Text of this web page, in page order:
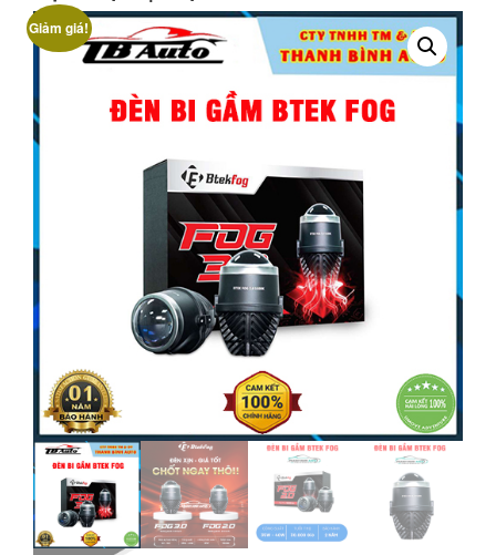
Giảm giá!